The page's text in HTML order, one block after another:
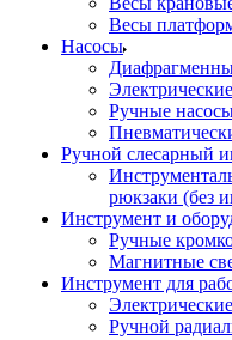
Весы
Насосы
Ручные
Ручной слесарный
рюкзаки (без
Инструмент и
Ручные
Магнитные
Инструмент для
Ручной